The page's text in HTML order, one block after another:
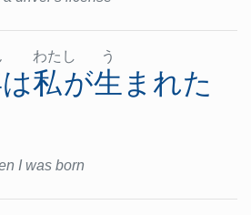
は
わた し
私が
う
生まれた
I was born